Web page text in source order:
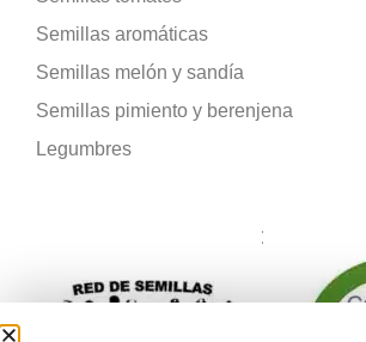
Semillas aromáticas
Semillas melón y sandía
Semillas pimiento y berenjena
Legumbres
Formamos parte de: